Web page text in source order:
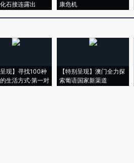
石接连露出
康危机
呈现】寻找100种
生活方式·第一对
【特别呈现】澳门全力探
索葡语国家新渠道